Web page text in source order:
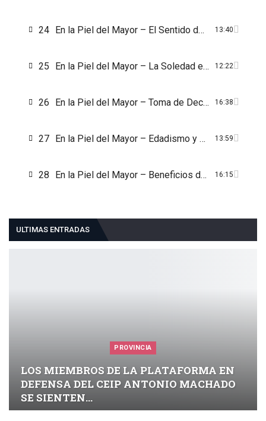
24 En la Piel del Mayor – El Sentido del Humor en la Vejez 13:40
25 En la Piel del Mayor – La Soledad en la vejez, sociedad más individualista 12:22
26 En la Piel del Mayor – Toma de Decisiones Personas Mayores 16:38
27 En la Piel del Mayor – Edadismo y medicina – Trato de atención al mayor en la salud 13:59
28 En la Piel del Mayor – Beneficios de la Radio en Personas Mayores 16:15
ULTIMAS ENTRADAS
PROVINCIA
LOS MIEMBROS DE LA PLATAFORMA EN
DEFENSA DEL CEIP ANTONIO MACHADO
SE SIENTEN…